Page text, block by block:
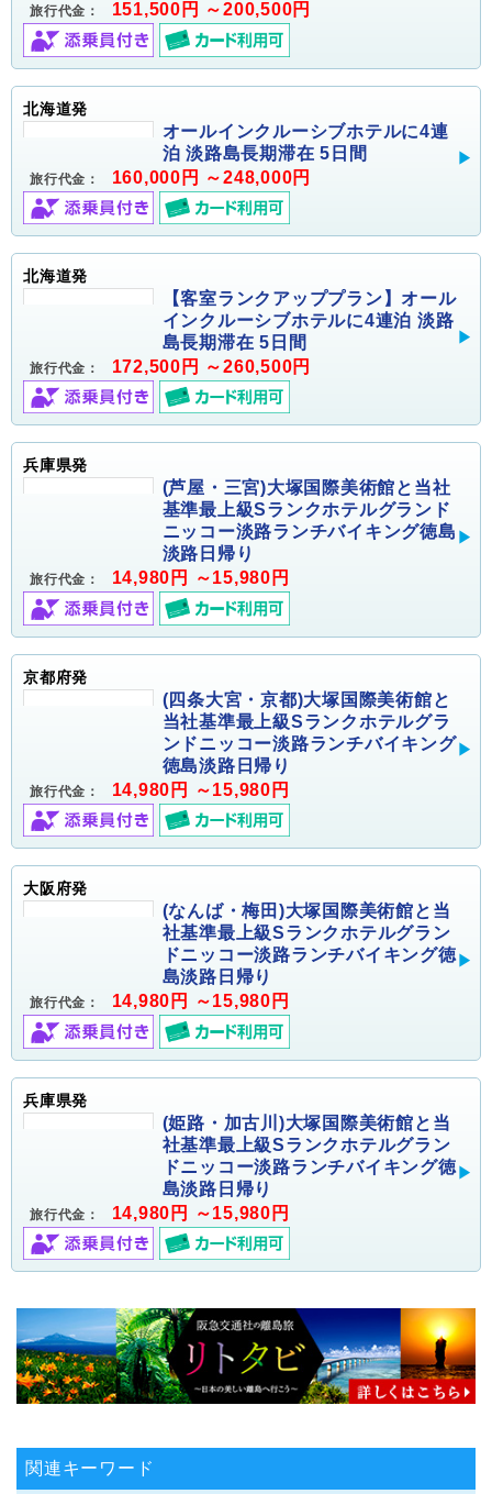
旅行代金： 151,500円 ～200,500円
北海道発
オールインクルーシブホテルに4連
泊 淡路島長期滞在 5日間
旅行代金： 160,000円 ～248,000円
北海道発
【客室ランクアッププラン】オール
インクルーシブホテルに4連泊 淡路
島長期滞在 5日間
旅行代金： 172,500円 ～260,500円
兵庫県発
(芦屋・三宮)大塚国際美術館と当社
基準最上級Sランクホテルグランド
ニッコー淡路ランチバイキング徳島
淡路日帰り
旅行代金： 14,980円 ～15,980円
京都府発
(四条大宮・京都)大塚国際美術館と
当社基準最上級Sランクホテルグラ
ンドニッコー淡路ランチバイキング
徳島淡路日帰り
旅行代金： 14,980円 ～15,980円
大阪府発
(なんば・梅田)大塚国際美術館と当
社基準最上級Sランクホテルグラン
ドニッコー淡路ランチバイキング徳
島淡路日帰り
旅行代金： 14,980円 ～15,980円
兵庫県発
(姫路・加古川)大塚国際美術館と当
社基準最上級Sランクホテルグラン
ドニッコー淡路ランチバイキング徳
島淡路日帰り
旅行代金： 14,980円 ～15,980円
関連キーワード